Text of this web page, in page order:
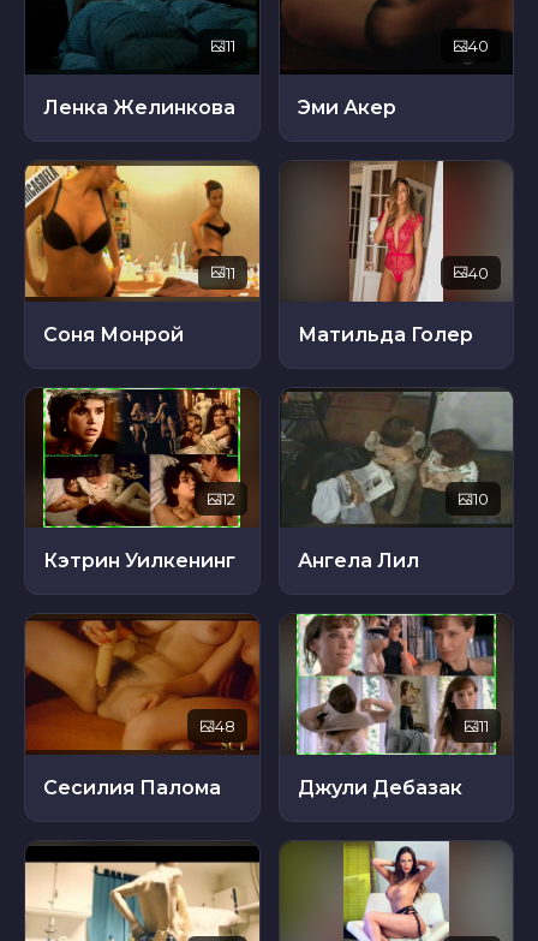
11
Ленка Желинкова
40
Эми Акер
11
Соня Монрой
40
Матильда Голер
12
Кэтрин Уилкенинг
10
Ангела Лил
48
Сесилия Палома
11
Джули Дебазак